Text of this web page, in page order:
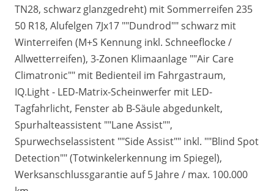
TN28, schwarz glanzgedreht) mit Sommerreifen 235
50 R18, Alufelgen 7Jx17 ""Dundrod"" schwarz mit
Winterreifen (M+S Kennung inkl. Schneeflocke /
Allwetterreifen), 3-Zonen Klimaanlage ""Air Care
Climatronic"" mit Bedienteil im Fahrgastraum,
IQ.Light - LED-Matrix-Scheinwerfer mit LED-
Tagfahrlicht, Fenster ab B-Säule abgedunkelt,
Spurhalteassistent ""Lane Assist"",
Spurwechselassistent ""Side Assist"" inkl. ""Blind Spot
Detection"" (Totwinkelerkennung im Spiegel),
Werksanschlussgarantie auf 5 Jahre / max. 100.000